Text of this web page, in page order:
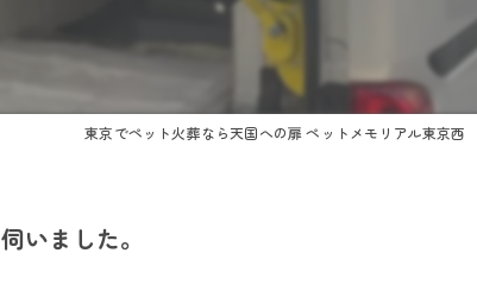
東京でペット火葬なら天国への扉 ペットメモリアル東京西
いました。